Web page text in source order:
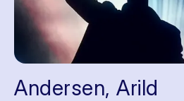
Andersen, Arild